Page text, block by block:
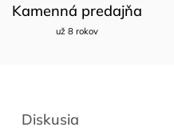
Kamenná predajňa
už 8 rokov
Diskusia